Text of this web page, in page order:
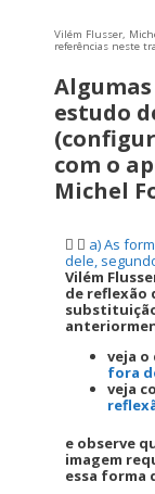
Vilém Flusser,
referências neste
estudo
com o
Michel
a) As
dele,
Vilém
de reflexão
veja o
fora
veja
e observe
imagem
essa forma